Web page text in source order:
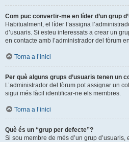
Com puc convertir-me en líder d’un grup
Habitualment, el líder l’assigna
d’usuaris. Si esteu interessats a crear un
en contacte amb l’administrador del fòrum
Torna a l’inici
Per què alguns grups d’usuaris tenen un
L’administrador del fòrum pot assignar un
sigui més fàcil identificar-ne els membres.
Torna a l’inici
Què és un “grup per defecte”?
Si sou membre de més d’un grup d’usuaris,